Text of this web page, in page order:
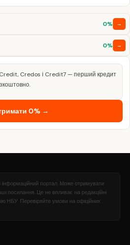
0% →
0% →
Credos і Credit7 — перший кредит
0% →
портал. Може отримувати
посилання. Це не впливає на редакційні
НБУ. Перевіряйте умови на офіційних